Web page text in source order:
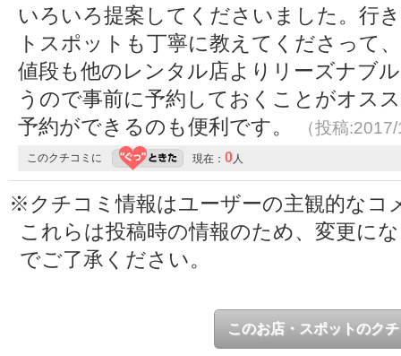
いろいろ提案してくださいました。行
トスポットも丁寧に教えてくださって
値段も他のレンタル店よりリーズナブ
うので事前に予約しておくことがオス
予約ができるのも便利です。
（投稿
このクチコミに 現在： 0 人
※クチコミ情報はユーザーの主観的なコ
これらは投稿時の情報のため、変更に
でご了承ください。
このお店・スポットのク